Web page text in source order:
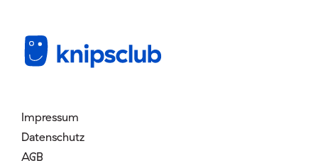
Mitglied werden
Login
Impressum
Datenschutz
AGB